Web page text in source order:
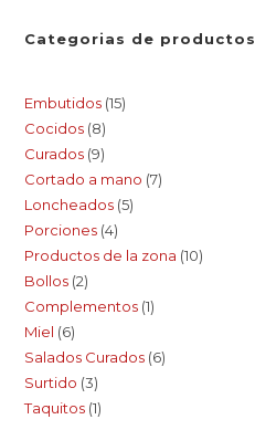
Categorias de productos
Embutidos 15
Cocidos 8
Curados 9
Cortado a mano 7
Loncheados 5
Porciones 4
Productos de la zona 10
Bollos 2
Complementos 1
Miel 6
Salados Curados 6
Surtido 3
Taquitos 1